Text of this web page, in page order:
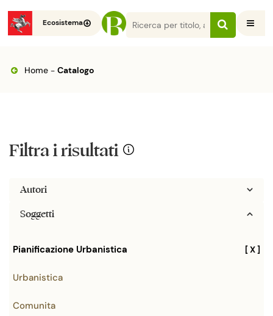
Ecosistema
Home- Catalogo
Filtra i risultati
Autori
Soggetti
Pianificazione Urbanistica [ X ]
Urbanistica
Comunita